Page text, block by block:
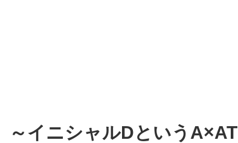
～イニシャルDというA×AT